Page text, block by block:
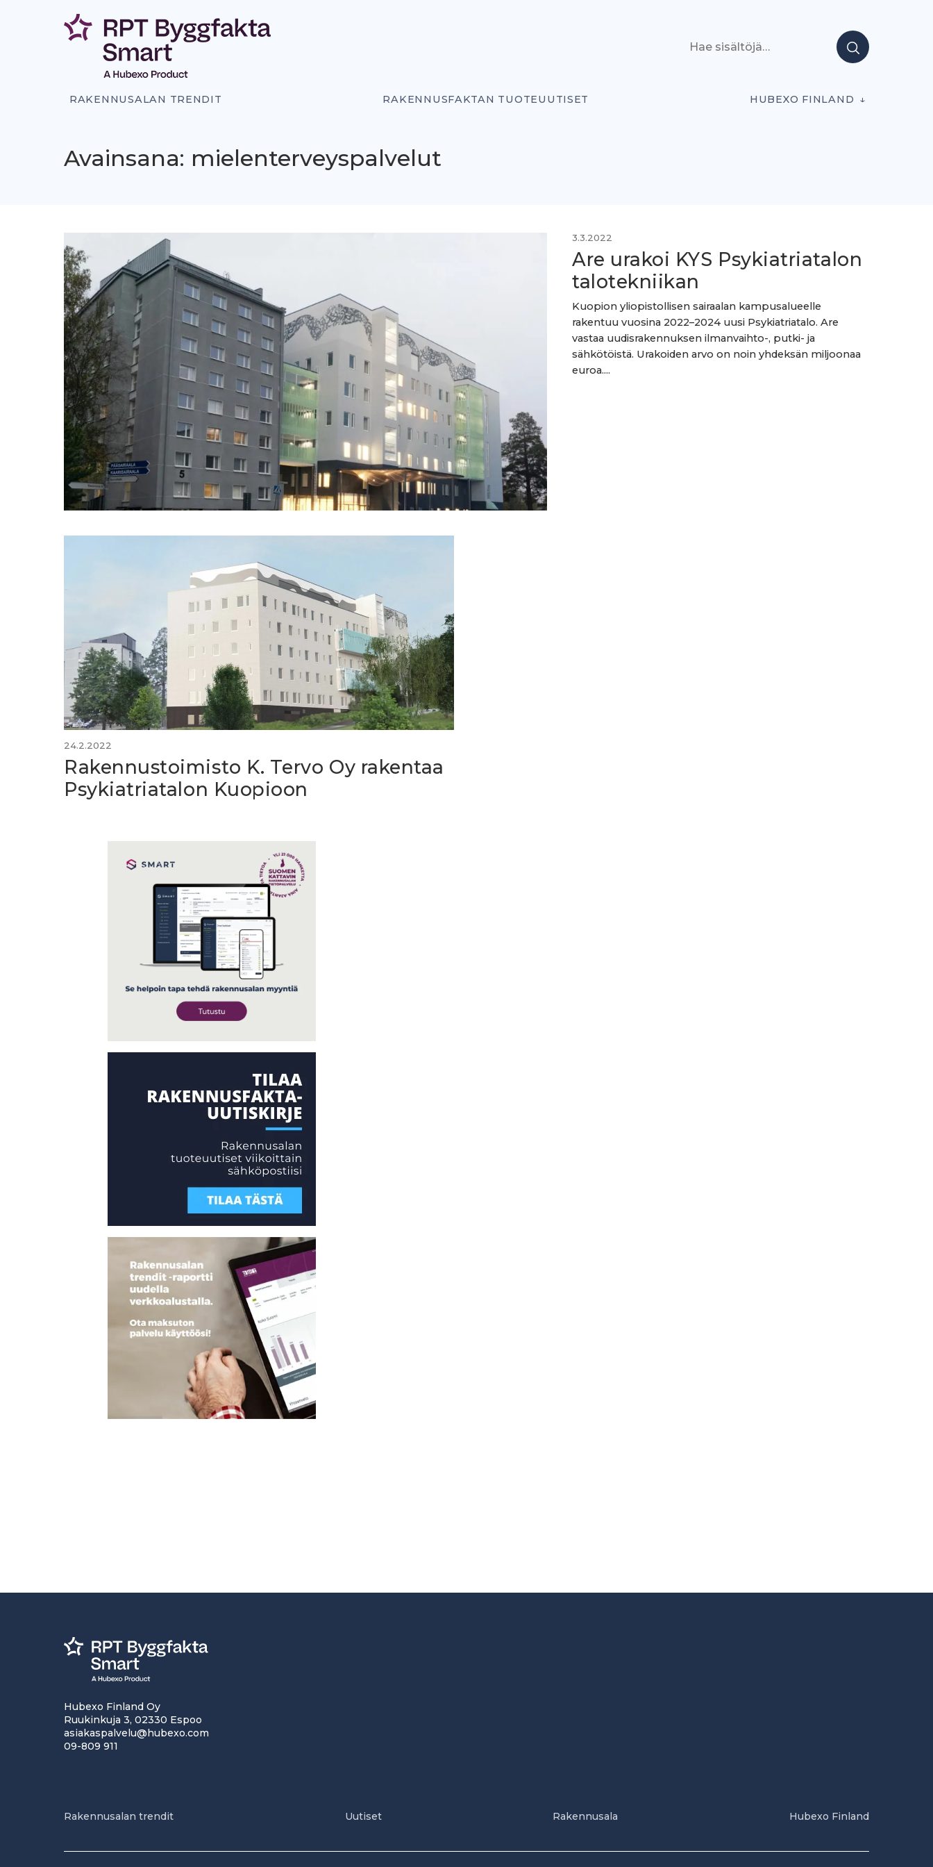
RAKENNUSALAN TRENDIT RAKENNUSFAKTAN TUOTEUUTISET HUBEXO FINLAND
Avainsana: mielenterveyspalvelut
3.3.2022
Are urakoi KYS Psykiatriatalon
talotekniikan
Kuopion yliopistollisen sairaalan kampusalueelle
rakentuu vuosina 2022–2024 uusi Psykiatriatalo. Are
vastaa uudisrakennuksen ilmanvaihto-, putki- ja
sähkötöistä. Urakoiden arvo on noin yhdeksän miljoonaa
euroa....
24.2.2022
Rakennustoimisto K. Tervo Oy rakentaa
Psykiatriatalon Kuopioon
Hubexo Finland Oy
Ruukinkuja 3, 02330 Espoo
asiakaspalvelu@hubexo.com
09-809 911
Rakennusalan trendit Uutiset Rakennusala Hubexo Finland